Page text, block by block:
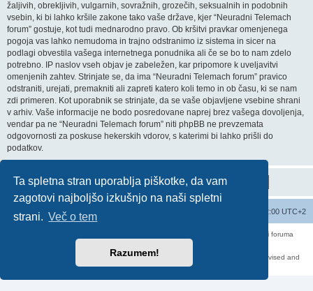
Ta spletna stran uporablja piškotke, da vam
zagotovi najboljšo izkušnjo na naši spletni
strani. Več o tem
Razumem!
žaljivih, obrekljivih, vulgarnih, sovražnih, grozečih, seksualnih in podobnih
vsebin, ki bi lahko kršile zakone tako vaše države, kjer “Neuradni Telemach
forum” gostuje, kot tudi mednarodno pravo. Ob kršitvi pravkar omenjenega
pogoja vas lahko nemudoma in trajno odstranimo iz sistema in sicer na
podlagi obvestila vašega internetnega ponudnika ali če se bo to nam zdelo
potrebno. IP naslov vseh objav je zabeležen, kar pripomore k uveljavitvi
omenjenih zahtev. Strinjate se, da ima “Neuradni Telemach forum” pravico
odstraniti, urejati, premakniti ali zapreti katero koli temo in ob času, ki se nam
zdi primeren. Kot uporabnik se strinjate, da se vaše objavljene vsebine shrani
v arhiv. Vaše informacije ne bodo posredovane naprej brez vašega dovoljenja,
vendar pa ne “Neuradni Telemach forum” niti phpBB ne prevzemata
odgovornosti za poskuse hekerskih vdorov, s katerimi bi lahko prišli do
podatkov.
Seznam forumov Vsi časi so UTC+02:00 UTC+2
Forum070 je neuradni forum uporabnikov operaterja Telemach. Administratorji foruma
nimamo nobene povezave s podjetjem Telemach d.o.o.
Za vse objavljene prispevke odgovarjajo izključno njihovi avtorji.
https://red-pill.eu/forum070 -- forum070@red-pill.eu -- Powered by phpBB3 -- revised and